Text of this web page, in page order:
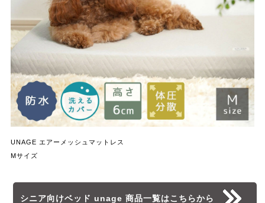
UNAGE エアーメッシュマットレス
Mサイズ
シニア向けベッド unage 商品一覧はこちらから